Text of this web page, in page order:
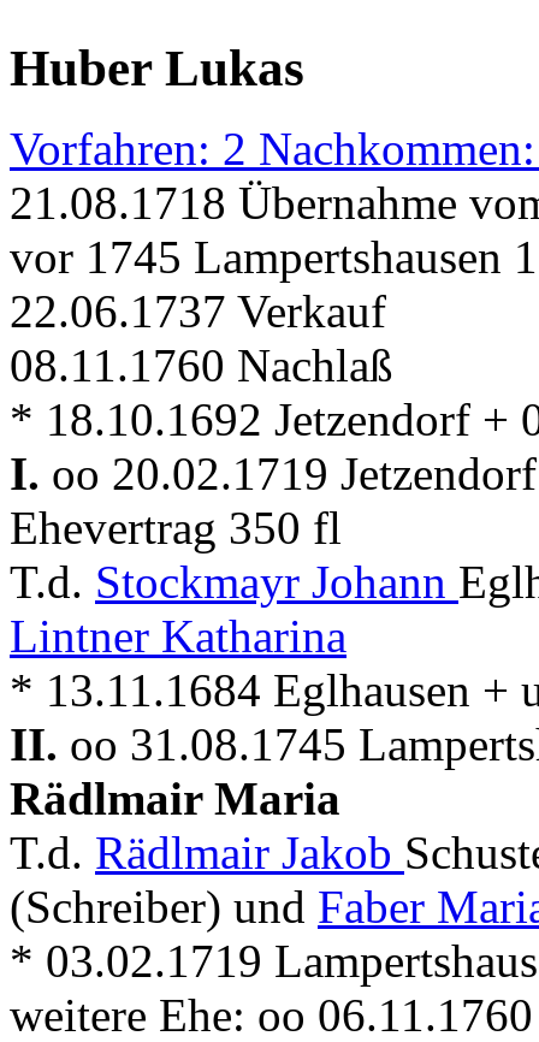
Huber Lukas
Vorfahren: 2
21.08.1718 Übernahme
vor 1745 Lampertshausen
22.06.1737 Verkauf
08.11.1760 Nachlaß
* 18.10.1692 Jetzendorf +
I. oo 20.02.1719
Ehevertrag 350 fl
T.d. Stockmayr Johann
Lintner Katharina
* 13.11.1684 Eglhausen +
II. oo 31.08.1745
Rädlmair Maria
T.d. Rädlmair Jakob
(Schreiber) und Faber
* 03.02.1719
weitere Ehe: oo